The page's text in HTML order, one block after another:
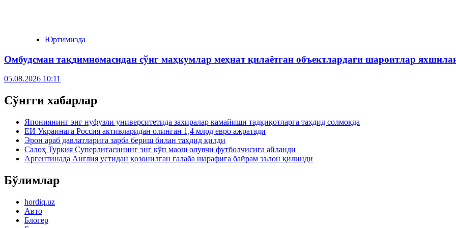
Юртимизда
Омбудсман тақдимномасидан сўнг маҳкумлар меҳнат қилаётган объектлардаги шароитлар
05.08.2026 10:11
Сўнгги хабарлар
Япониянинг энг нуфузли университетида захиралар камайиши тадқиқотларга таҳдид солмоқда
ЕИ Украинага Россия активларидан олинган 1,4 млрд евро ажратади
Эрон араб давлатларига зарба бериш билан таҳдид қилди
Салоҳ Туркия Суперлигасининг энг кўп маош олувчи футболчисига айланди
Аргентинада Англия устидан қозонилган ғалаба шарафига байрам эълон қилинди
Бўлимлар
hordiq.uz
Авто
Блогер